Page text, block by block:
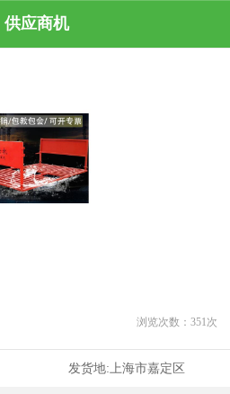
供应商机
浏览次数： 351 次
发货地:上海市嘉定区